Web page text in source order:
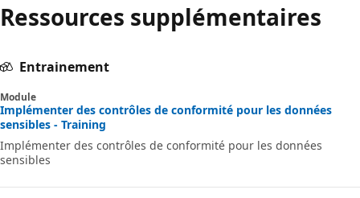
Ressources supplémentaires
Entrainement
Module
Implémenter des contrôles de conformité pour les données
sensibles - Training
Implémenter des contrôles de conformité pour les données
sensibles